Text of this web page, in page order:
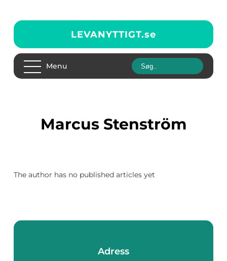
LEVANYTTIGT.se
Menu
Marcus Stenström
The author has no published articles yet
Adress